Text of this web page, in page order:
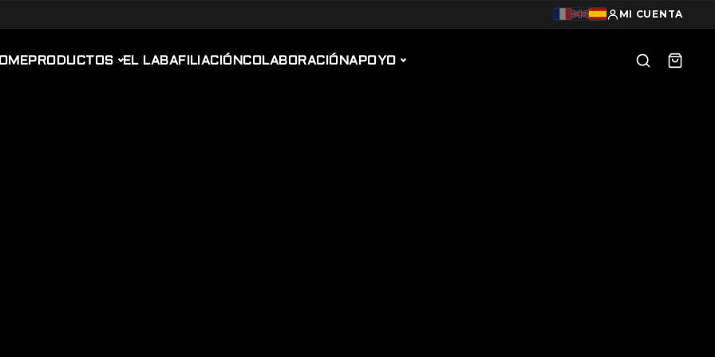
MI CUENTA
PRODUCTOS EL LABAFILIACIÓN COLABORACIÓNAPOYO